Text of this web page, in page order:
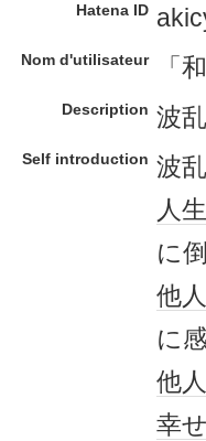
Hatena ID
Nom d'utilisateur 「
Description 波
Self introduction 波
人生
に
他人
に
他人
幸せ